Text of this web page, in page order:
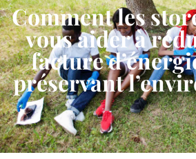
Comment les
vous aider à
facture
préservant